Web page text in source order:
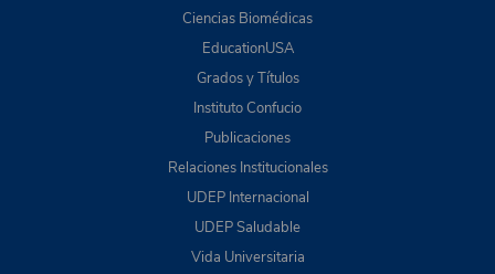
Ciencias Biomédicas
EducationUSA
Grados y Títulos
Instituto Confucio
Publicaciones
Relaciones Institucionales
UDEP Internacional
UDEP Saludable
Vida Universitaria